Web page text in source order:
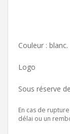
Couleur : blanc.
Logo
Sous réserve
En cas de
délai ou un